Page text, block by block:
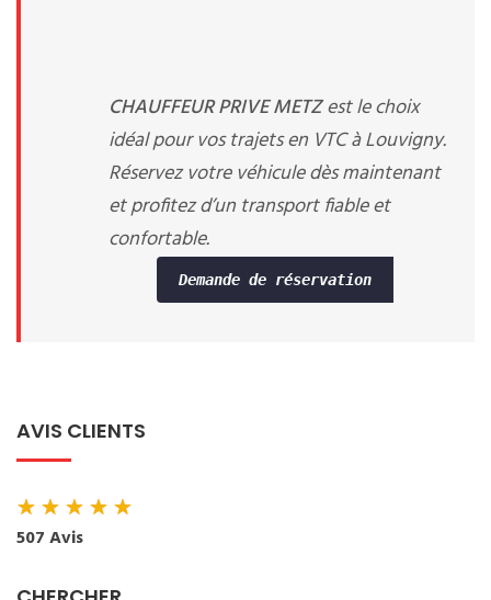
CHAUFFEUR PRIVE METZest le choix
idéal pour vos trajets en VTC à Louvigny.
Réservez votre véhicule dès maintenant
et profitez d’un transport fiable et
confortable.
Demande de réservation
AVIS CLIENTS
★★★★★
507 Avis